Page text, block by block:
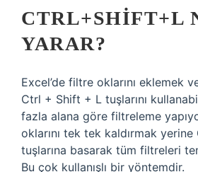
CTRL+SHIFT+L
YARAR?
Excel’de filtre oklarını eklemek
Ctrl + Shift + L tuşlarını
fazla alana göre filtreleme
oklarını tek tek kaldırmak
tuşlarına basarak tüm filtreleri
Bu çok kullanışlı bir yöntemdir.